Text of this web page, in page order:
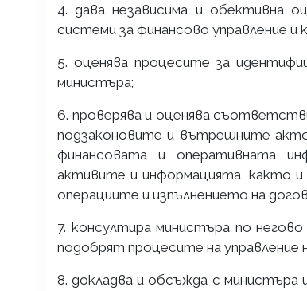
4. дава независима и обективна
системи за финансово управление и
5. оценява процесите за
министъра;
6. проверява и оценява
подзаконовите и вътрешните
финансовата и оперативната
активите и информацията, както
операциите и изпълнението на
7. консултира министъра по
подобрят процесите на управление
8. докладва и обсъжда с